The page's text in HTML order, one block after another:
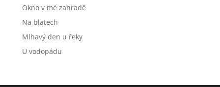
Okno v mé zahradě
Na blatech
Mlhavý den u řeky
U vodopádu